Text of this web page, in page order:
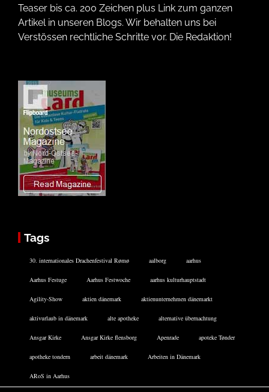
Teaser bis ca. 200 Zeichen plus Link zum ganzen
Artikel in unseren Blogs. Wir behalten uns bei
Verstössen rechtliche Schritte vor. Die Redaktion!
Tags
30. internationales Drachenfestival Rømø aalborg aarhus
Aarhus Festuge Aarhus Festwoche aarhus kulturhauptstadt
Agility-Show aktien dänemark aktienunternehmen dänemarkt
aktivurlaub in dänemark alte apotheke alternative übernachtung
Ansgar Kirke Ansgar Kirke flensborg Apenrade apoteke Tønder
apotheke tondern arbeit dänemark Arbeiten in Dänemark
ARoS in Aarhus